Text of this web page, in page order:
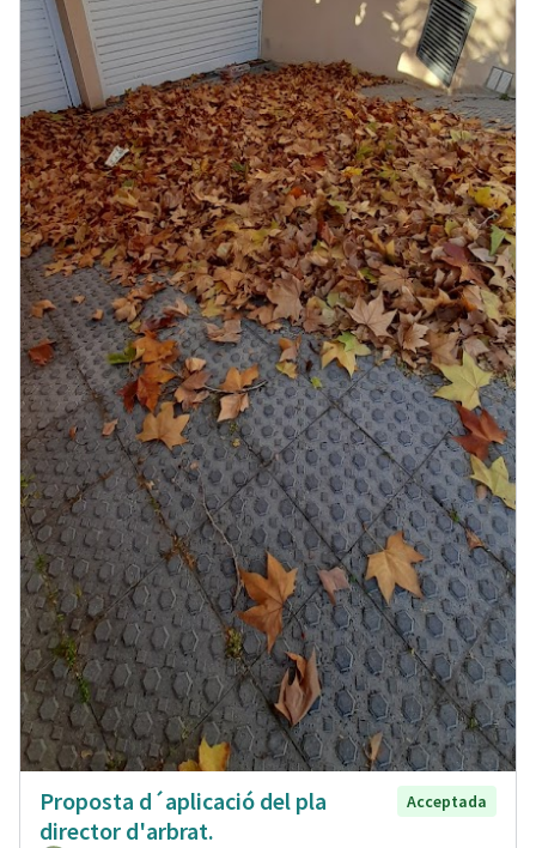
Proposta d´aplicació del pla
director d'arbrat.
Acceptada